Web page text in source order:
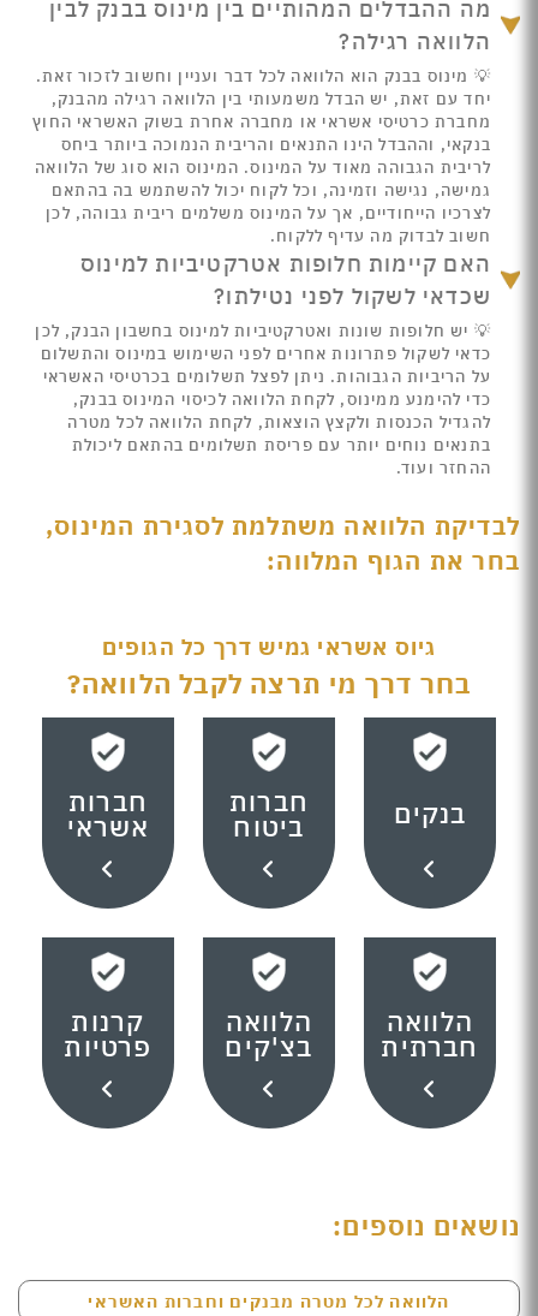
מה ההבדלים המהותיים בין מינוס בבנק לבין
הלוואה רגילה?
💡 מינוס בבנק הוא הלוואה לכל דבר ועניין וחשוב לזכור זאת.
יחד עם זאת, יש הבדל משמעותי בין הלוואה רגילה מהבנק,
מחברת כרטיסי אשראי או מחברה אחרת בשוק האשראי החוץ
בנקאי, וההבדל הינו התנאים והריבית הנמוכה ביותר ביחס
לריבית הגבוהה מאוד על המינוס. המינוס הוא סוג של הלוואה
גמישה, נגישה וזמינה, וכל לקוח יכול להשתמש בה בהתאם
לצרכיו הייחודיים, אך על המינוס משלמים ריבית גבוהה, לכן
חשוב לבדוק מה עדיף ללקוח.
האם קיימות חלופות אטרקטיביות למינוס
שכדאי לשקול לפני נטילתו?
💡 יש חלופות שונות ואטרקטיביות למינוס בחשבון הבנק, לכן
כדאי לשקול פתרונות אחרים לפני השימוש במינוס והתשלום
על הריביות הגבוהות. ניתן לפצל תשלומים בכרטיסי האשראי
כדי להימנע ממינוס, לקחת הלוואה לכיסוי המינוס בבנק,
להגדיל הכנסות ולקצץ הוצאות, לקחת הלוואה לכל מטרה
בתנאים נוחים יותר עם פריסת תשלומים בהתאם ליכולת
ההחזר ועוד.
לבדיקת הלוואה משתלמת לסגירת המינוס,
בחר את הגוף המלווה:
גיוס אשראי גמיש דרך כל הגופים
בחר דרך מי תרצה לקבל הלוואה?
בנקים חברות
ביטוח
חברות
אשראי
הלוואה
חברתית
הלוואה
בצ'קים
קרנות
פרטיות
נושאים נוספים:
הלוואה לכל מטרה מבנקים וחברות האשראי